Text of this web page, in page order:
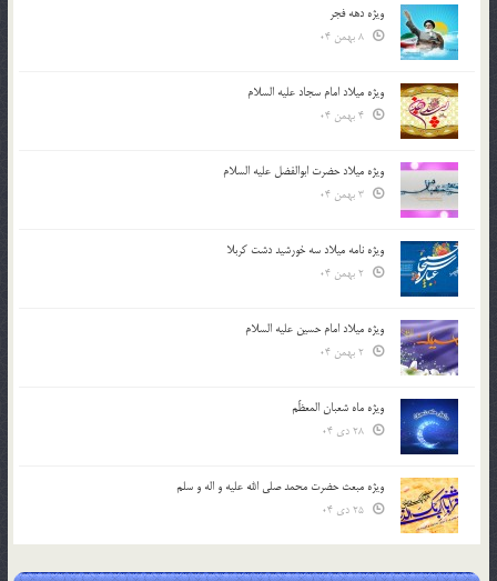
ویژه دهه فجر
ویژه میلاد امام سجاد علیه السلام
ویژه میلاد حضرت ابوالفضل علیه السلام
ویژه نامه میلاد سه خورشید دشت کربلا
ویژه میلاد امام حسین علیه السلام
ویژه ماه شعبان المعظّم
ویژه مبعث حضرت محمد صلی الله علیه و اله و سلم